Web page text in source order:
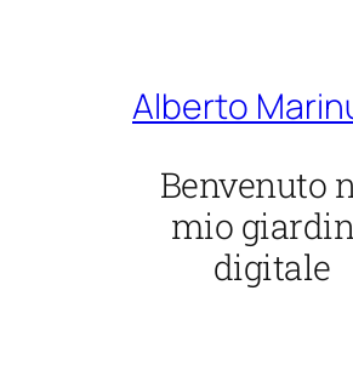
Alberto
Benvenuto
mio
digitale